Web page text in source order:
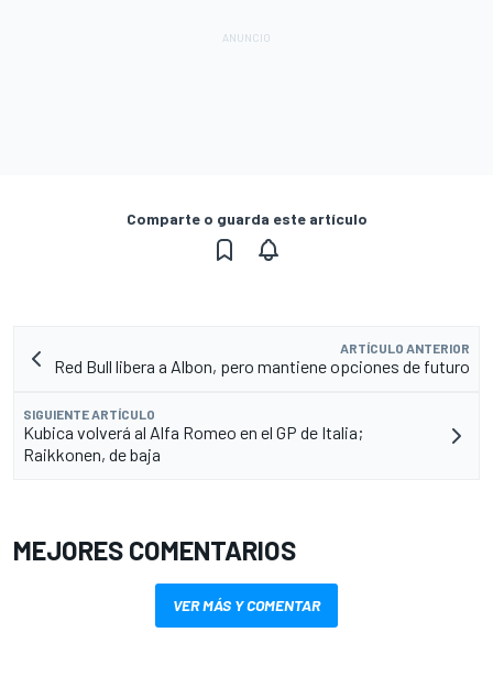
Comparte o guarda este artículo
ARTÍCULO ANTERIOR
Red Bull libera a Albon, pero mantiene opciones de futuro
SIGUIENTE ARTÍCULO
Kubica volverá al Alfa Romeo en el GP de Italia;
Raikkonen, de baja
MEJORES COMENTARIOS
VER MÁS Y COMENTAR